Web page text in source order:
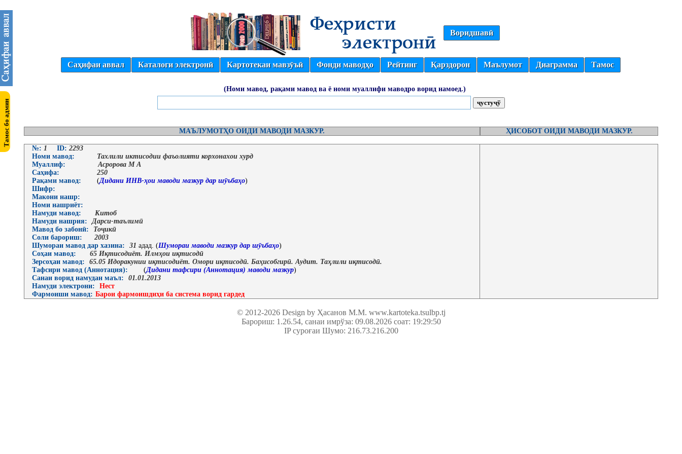
Воридшавӣ
Саҳифаи аввал Каталоги электронӣ Картотекаи мавзӯъӣ Фонди маводҳо Рейтинг Қарздорон Маълумот Диаграмма Тамос
(Номи мавод, рақами мавод ва ё номи муаллифи маводро ворид намоед.)
МАЪЛУМОТҲО ОИДИ МАВОДИ МАЗКУР. ҲИСОБОТ ОИДИ МАВОДИ МАЗКУР.
№: 1 ID: 2293
Номи мавод:
Тахлили иктисодии фаъолияти корхонахои хурд
Муаллиф:
Асророва М А
Саҳифа:
250
Рақами мавод:
(Дидани ИНВ-ҳои маводи мазкур дар шӯъбаҳо)
Шифр:
Макони нашр:
Номи нашриёт:
Намуди мавод:
Китоб
Намуди нашрия:
Дарси-таълимӣ
Мавод бо забонӣ:
Тоҷикӣ
Соли барориш:
2003
Шумораи мавод дар хазина:
31 адад. (Шумораи маводи мазкур дар шӯъбаҳо)
Соҳаи мавод:
65 Иқтисодиёт. Илмҳои иқтисодӣ
Зерсоҳаи мавод:
65.05 Идоракунии иқтисодиёт. Омори иқтисодӣ. Баҳисобгирӣ. Аудит. Таҳлили иқтисодӣ.
Тафсири мавод (Аннотация):
(Дидани тафсири (Аннотация) маводи мазкур)
Санаи ворид намудан маъл:
01.01.2013
Намуди электрони:
Нест
Фармоиши мавод: Барои фармоишдиҳи ба система ворид гардед
© 2012-2026 Design by Ҳасанов М.М. www.kartoteka.tsulbp.tj
Барориш: 1.26.54, санаи имрўза: 09.08.2026 соат: 19:29:50
IP суроғаи Шумо: 216.73.216.200